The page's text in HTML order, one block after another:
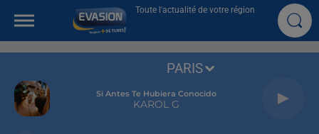
Toute l'actualité de votre région
Si Antes Te Hubiera Conocido
KAROL G
PARIS